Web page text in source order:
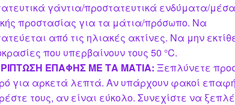
γάντια/προστατευτικά ενδύματα/μέσα
προστασίας για τα μάτια/πρόσωπο. Να
από τις ηλιακές ακτίνες. Να μην
που υπερβαίνουν τους 50 °C.
ΕΠΑΦΗΣ ΜΕ ΤΑ ΜΑΤΙΑ: Ξεπλύνετε
για αρκετά λεπτά. Αν υπάρχουν φακοί
τους, αν είναι εύκολο. Συνεχίστε να